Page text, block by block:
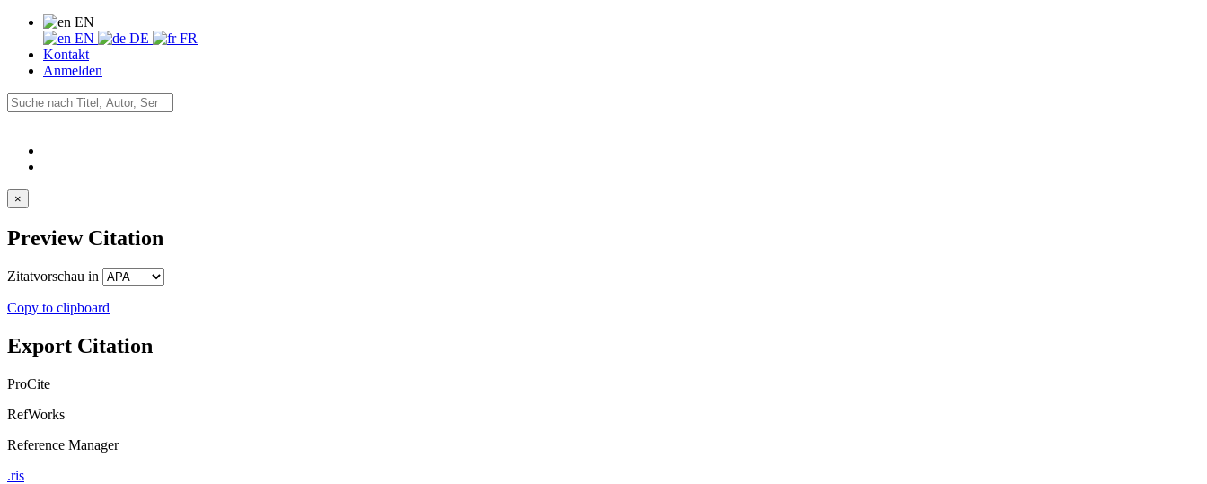
EN
EN
DE
FR
Kontakt
Anmelden
×
Preview Citation
Zitatvorschau in
Copy to clipboard
Export Citation
ProCite
RefWorks
Reference Manager
.ris